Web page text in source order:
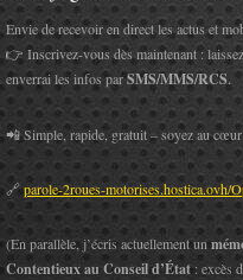
Envie de recevoir en direct les actus et
👉 Inscrivez-vous dès maintenant : laissez
enverrai les infos parSMS/MMS/RCS.
📲 Simple, rapide, gratuit – soyez au
🔗parole-2roues-
(En parallèle, j’écris actuellement un
Contentieux au Conseil d’État: excès